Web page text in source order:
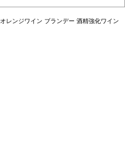
オレンジワイン ブランデー 酒精強化ワイン